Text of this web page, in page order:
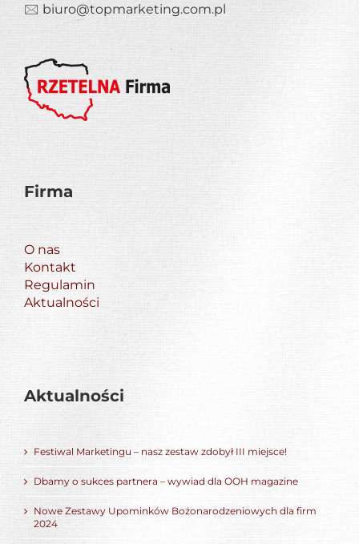
🖂 biuro@topmarketing.com.pl
Firma
O nas
Kontakt
Regulamin
Aktualności
Aktualności
Festiwal Marketingu – nasz zestaw zdobył III miejsce!
Dbamy o sukces partnera – wywiad dla OOH magazine
Nowe Zestawy Upominków Bożonarodzeniowych dla firm
2024